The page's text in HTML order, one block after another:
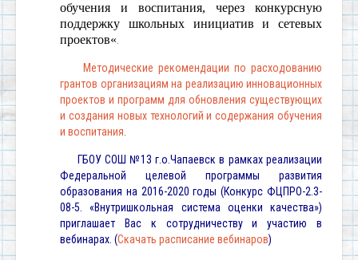
обучения и воспитания, через
конкурсную
поддержку
школьных инициатив и сетевых
проектов«.
Методические рекомендации по расходованию
грантов организациям на реализацию инновационных
проектов и программ для обновления существующих
и создания новых технологий и содержания обучения
и воспитания.
ГБОУ СОШ №13 г.о.Чапаевск в рамках реализации
Федеральной целевой программы развития
образования на 2016-2020 годы (Конкурс ФЦПРО-2.3-
08-5. «Внутришкольная система оценки качества»)
приглашает Вас к сотрудничеству и участию в
вебинарах. (Скачать расписание вебинаров)